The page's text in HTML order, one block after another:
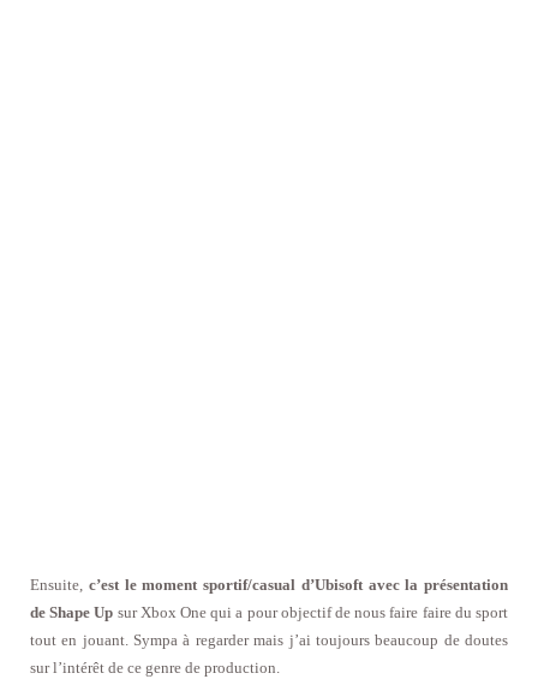
Ensuite, c’est le moment sportif/casual d’Ubisoft avec la présentation
de Shape Up sur Xbox One qui a pour objectif de nous faire faire du sport
tout en jouant. Sympa à regarder mais j’ai toujours beaucoup de doutes
sur l’intérêt de ce genre de production.